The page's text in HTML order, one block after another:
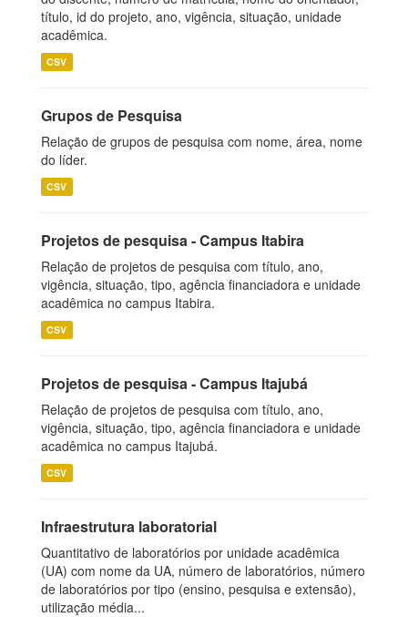
título, id do projeto, ano, vigência, situação, unidade
acadêmica.
CSV
Grupos de Pesquisa
Relação de grupos de pesquisa com nome, área, nome
do líder.
CSV
Projetos de pesquisa - Campus Itabira
Relação de projetos de pesquisa com título, ano,
vigência, situação, tipo, agência financiadora e unidade
acadêmica no campus Itabira.
CSV
Projetos de pesquisa - Campus Itajubá
Relação de projetos de pesquisa com título, ano,
vigência, situação, tipo, agência financiadora e unidade
acadêmica no campus Itajubá.
CSV
Infraestrutura laboratorial
Quantitativo de laboratórios por unidade acadêmica
(UA) com nome da UA, número de laboratórios, número
de laboratórios por tipo (ensino, pesquisa e extensão),
utilização média...